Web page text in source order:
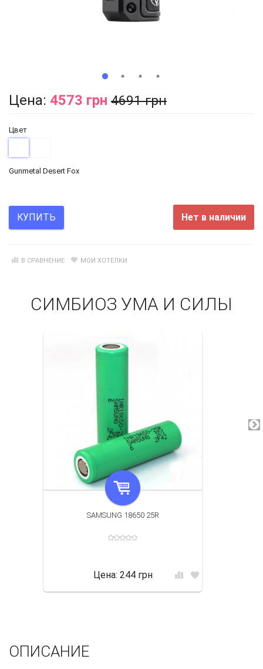
Цена: 4573 грн 4691 грн
Цвет
Gunmetal Desert Fox
КУПИТЬ Нет в наличии
В СРАВНЕНИЕ МОИ ХОТЕЛКИ
СИМБИОЗ УМА И СИЛЫ
SAMSUNG 18650 25R
Цена: 244 грн
ОПИСАНИЕ